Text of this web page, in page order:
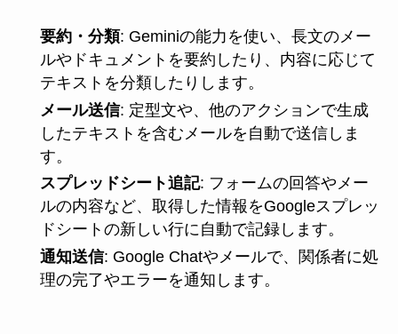
要約・分類: Geminiの能力を使い、長文のメー
ルやドキュメントを要約したり、内容に応じて
テキストを分類したりします。
メール送信: 定型文や、他のアクションで生成
したテキストを含むメールを自動で送信しま
す。
スプレッドシート追記: フォームの回答やメー
ルの内容など、取得した情報をGoogleスプレッ
ドシートの新しい行に自動で記録します。
通知送信: Google Chatやメールで、関係者に処
理の完了やエラーを通知します。